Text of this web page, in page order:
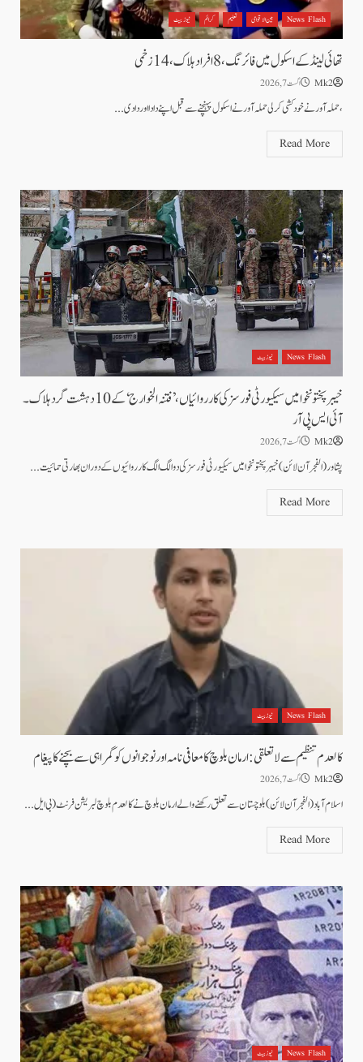
News Flash بین الاقوامی تعلیم کرائم نیوز بیٹ
تھائی لینڈ کے اسکول میں فائرنگ، 8 افراد ہلاک، 14 زخمی
Mk2 اگست 7, 2026
،حملہ آور نے خود کشی کرلی حملہ آور نے اسکول پہنچنے سے قبل اپنے دادا اور دادی...
Read More
News Flash نیوز بیٹ
خیبر پختونخوا میں سیکیورٹی فورسز کی کارروائیاں، ’فتنہ الخوارج‘ کے 10 دہشت گرد ہلاک۔
آئی ایس پی آر
Mk2 اگست 7, 2026
پشاور (الفجرآن لائن) خیبر پختونخوا میں سیکیورٹی فورسز کی دو الگ الگ کارروائیوں کے دوران بھارتی حمائیت...
Read More
News Flash نیوز بیٹ
کالعدم تنظیم سے لاتعلقی: ارمان بلوچ کا معافی نامہ اور نوجوانوں کو گمراہی سے بچنے کا پیغام
Mk2 اگست 7, 2026
اسلام آباد(الفجرآن لائن) بلوچستان سے تعلق رکھنے والے ارمان بلوچ نے کالعدم بلوچ لبریشن فرنٹ (بی ایل...
Read More
News Flash نیوز بیٹ